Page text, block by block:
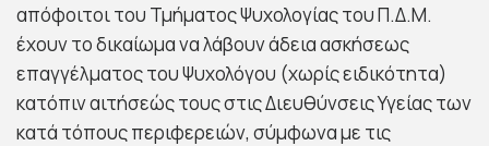
απόφοιτοι του Τμήματος Ψυχολογίας του Π.Δ.Μ.
έχουν το δικαίωμα να λάβουν άδεια ασκήσεως
επαγγέλματος του Ψυχολόγου (χωρίς ειδικότητα)
κατόπιν αιτήσεώς τους στις Διευθύνσεις Υγείας των
κατά τόπους περιφερειών, σύμφωνα με τις